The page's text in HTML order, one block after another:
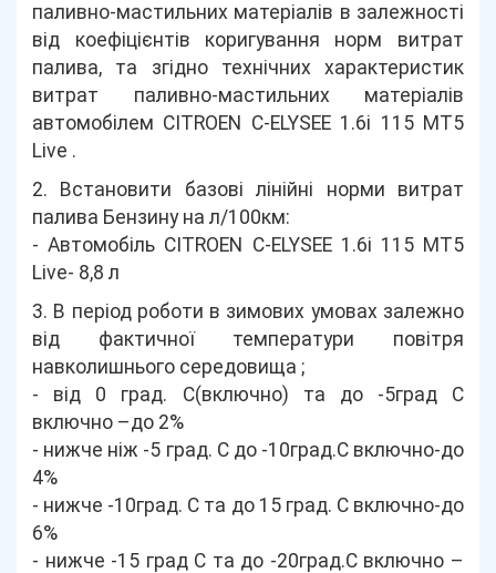
паливно-мастильних матеріалів в залежності
від коефіцієнтів коригування норм витрат
палива, та згідно технічних характеристик
витрат паливно-мастильних матеріалів
автомобілем СITROEN C-ELYSEE 1.6i 115 MT5
Live .
2. Встановити базові лінійні норми витрат
палива Бензину на л/100км:
- Автомобіль СITROEN C-ELYSEE 1.6i 115 MT5
Live- 8,8 л
3. В період роботи в зимових умовах залежно
від фактичної температури повітря
навколишнього середовища ;
- від 0 град. С(включно) та до -5град С
включно –до 2%
- нижче ніж -5 град. С до -10град.С включно-до
4%
- нижче -10град. С та до 15 град. С включно-до
6%
- нижче -15 град С та до -20град.С включно –